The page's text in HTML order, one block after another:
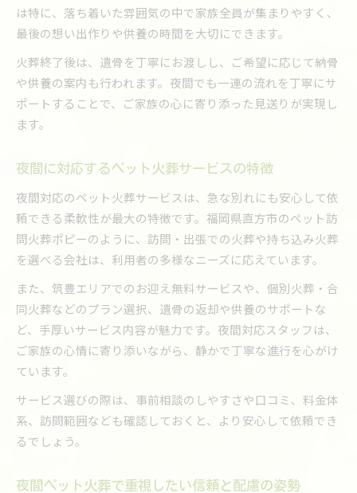
は特に、落ち着いた雰囲気の中で家族全員が集まりやすく、
最後の想い出作りや供養の時間を大切にできます。
火葬終了後は、遺骨を丁寧にお渡しし、ご希望に応じて納骨
や供養の案内も行われます。夜間でも一連の流れを丁寧にサ
ポートすることで、ご家族の心に寄り添った見送りが実現し
ます。
夜間に対応するペット火葬サービスの特徴
夜間対応のペット火葬サービスは、急な別れにも安心して依
頼できる柔軟性が最大の特徴です。福岡県直方市のペット訪
問火葬ポピーのように、訪問・出張での火葬や持ち込み火葬
を選べる会社は、利用者の多様なニーズに応えています。
また、筑豊エリアでのお迎え無料サービスや、個別火葬・合
同火葬などのプラン選択、遺骨の返却や供養のサポートな
ど、手厚いサービス内容が魅力です。夜間対応スタッフは、
ご家族の心情に寄り添いながら、静かで丁寧な進行を心がけ
ています。
サービス選びの際は、事前相談のしやすさや口コミ、料金体
系、訪問範囲なども確認しておくと、より安心して依頼でき
るでしょう。
夜間ペット火葬で重視したい信頼と配慮の姿勢